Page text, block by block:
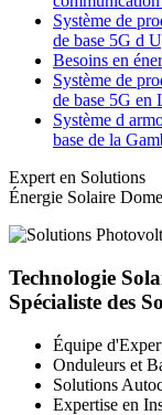
Système de
de base 5G d
Besoins en
Système de
de base 5G en
Système d
base de la
Expert en Solutions
Énergie Solaire
Technologie
Spécialiste des
Équipe
Onduleurs et
Solutions
Expertise en